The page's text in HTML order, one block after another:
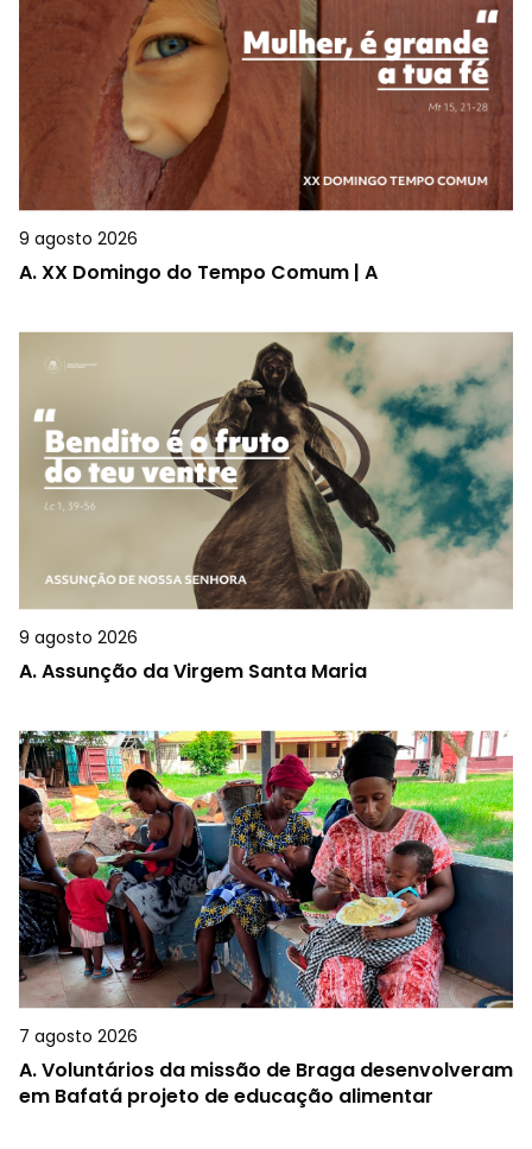
9 agosto 2026
A.XX Domingo do Tempo Comum | A
9 agosto 2026
A.Assunção da Virgem Santa Maria
7 agosto 2026
A.Voluntários da missão de Braga desenvolveram
em Bafatá projeto de educação alimentar